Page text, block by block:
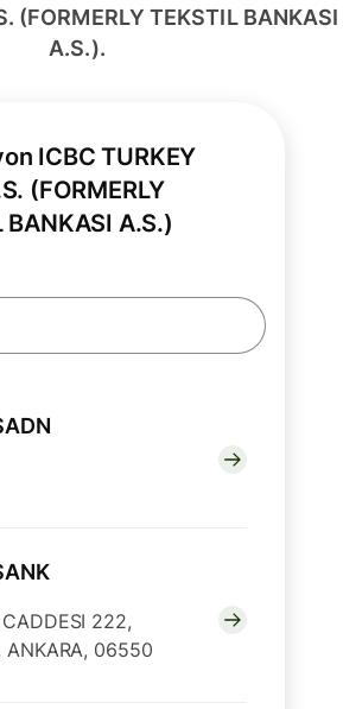
(FORMERLY TEKSTIL BANKASI
A.S.).
ICBC TURKEY
(FORMERLY
BANKASI A.S.)
CADDESI 222,
ANKARA, 06550